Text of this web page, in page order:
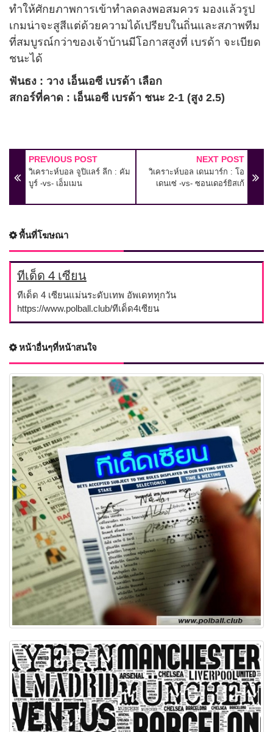
ทำให้ศักยภาพการเข้าทำลดลงพอสมควร มองแล้วรูป
เกมน่าจะสูสีแต่ด้วยความได้เปรียบในถิ่นและสภาพทีม
ที่สมบูรณ์กว่าของเจ้าบ้านมีโอกาสสูงที่ เบรด้า จะเบียด
ชนะได้
ฟันธง : วาง เอ็นเอซี เบรด้า เลือก
สกอร์ที่คาด : เอ็นเอซี เบรด้า ชนะ 2-1 (สูง 2.5)
PREVIOUS POST
วิเคราะห์บอล จูปิแลร์ ลีก : คัม
บูร์ -vs- เอ็มเมน
NEXT POST
วิเคราะห์บอล เดนมาร์ก : โอ
เดนเซ่ -vs- ซอนเดอร์ยิสเก้
พื้นที่โฆษณา
ทีเด็ด 4 เซียน
ทีเด็ด 4 เซียนแม่นระดับเทพ อัพเดททุกวัน
https://www.polball.club/ทีเด็ด4เซียน
หน้าอื่นๆที่หน้าสนใจ